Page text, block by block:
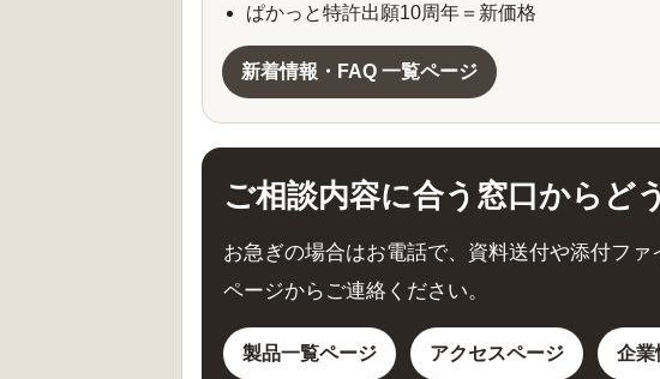
ぱかっと特許出願10周年＝新価格
新着情報・FAQ 一覧ページ
ご相談内容に合う窓口からど
お急ぎの場合はお電話で、資料送付や添付フ
ページからご連絡ください。
製品一覧ページ アクセスページ 企業